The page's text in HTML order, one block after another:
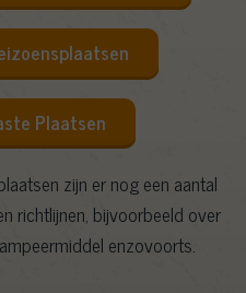
Plaatsen
zijn er nog een aantal
richtlijnen, bijvoorbeeld over
enzovoorts.